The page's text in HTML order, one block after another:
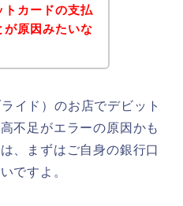
トカードの支払
が原因みたいな
イド）のお店でデビット
不足がエラーの原因かも
、まずはご自身の銀行口
ですよ。